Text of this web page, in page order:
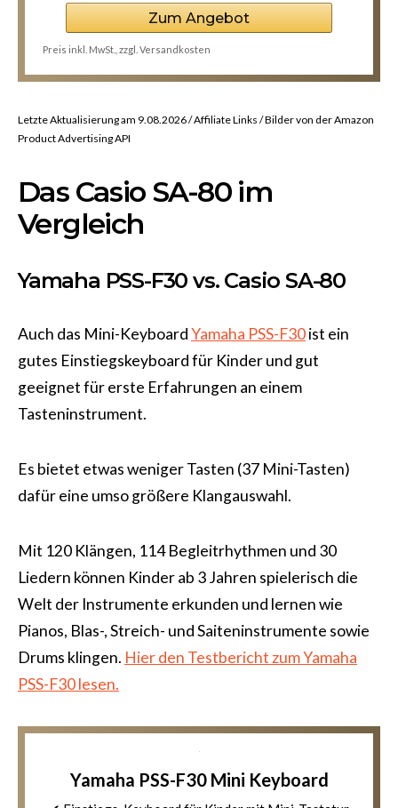
Zum Angebot
Preis inkl. MwSt., zzgl. Versandkosten
Letzte Aktualisierung am 9.08.2026 / Affiliate Links / Bilder von der Amazon
Product Advertising API
Das Casio SA-80 im
Vergleich
Yamaha PSS-F30 vs. Casio SA-80
Auch das Mini-KeyboardYamaha PSS-F30ist ein
gutes Einstiegskeyboard für Kinder und gut
geeignet für erste Erfahrungen an einem
Tasteninstrument.
Es bietet etwas weniger Tasten (37 Mini-Tasten)
dafür eine umso größere Klangauswahl.
Mit 120 Klängen, 114 Begleitrhythmen und 30
Liedern können Kinder ab 3 Jahren spielerisch die
Welt der Instrumente erkunden und lernen wie
Pianos, Blas-, Streich- und Saiteninstrumente sowie
Drums klingen. Hier den Testbericht zum Yamaha
PSS-F30 lesen.
Yamaha PSS-F30 Mini Keyboard